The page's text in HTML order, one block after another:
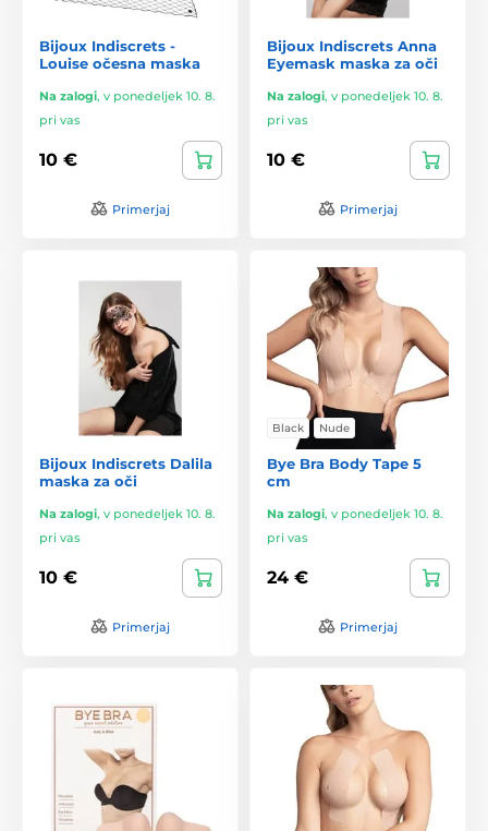
Bijoux Indiscrets -
Louise očesna maska
Na zalogi, v ponedeljek 10. 8.
pri vas
10 €
Primerjaj
Bijoux Indiscrets Anna
Eyemask maska za oči
Na zalogi, v ponedeljek 10. 8.
pri vas
10 €
Primerjaj
Bijoux Indiscrets Dalila
maska za oči
Na zalogi, v ponedeljek 10. 8.
pri vas
10 €
Primerjaj
Black Nude
Bye Bra Body Tape 5
cm
Na zalogi, v ponedeljek 10. 8.
pri vas
24 €
Primerjaj